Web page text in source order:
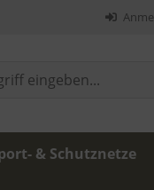
& Schutznetze